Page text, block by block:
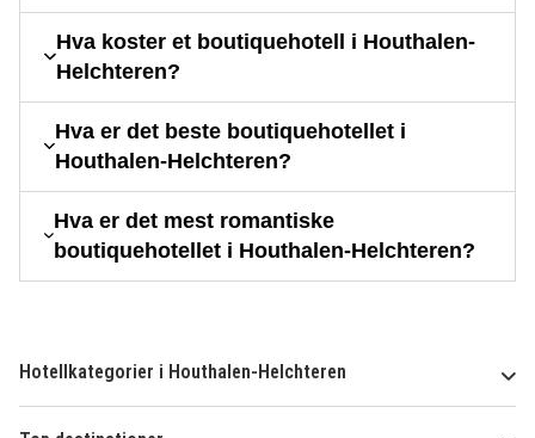
Hva koster et boutiquehotell i Houthalen-
Helchteren?
Hva er det beste boutiquehotellet i
Houthalen-Helchteren?
Hva er det mest romantiske
boutiquehotellet i Houthalen-Helchteren?
Hotellkategorier i Houthalen-Helchteren